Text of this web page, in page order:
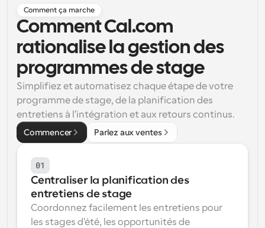
Programmation surpuissante avec des appels
alimentés par l'IA
Flux de travail
Automatiser la planification et les rappels
Blog
Restez à jour avec les dernières nouvelles et mises à
jour
Réunions instantanées
Rencontrez des clients en quelques minutes
Liens de groupe dynamique
personnes
Webhooks
Soyez informé lorsque quelque chose se passe
Comment ça marche
Comment Cal.com
rationalise la gestion des
programmes de stage
Simplifiez et automatisez chaque étape de votre
programme de stage, de la planification des
entretiens à l'intégration et aux retours continus.
Commencer Parlez aux ventes
01
Centraliser la planification des
entretiens de stage
Coordonnez facilement les entretiens pour
les stages d'été, les opportunités de